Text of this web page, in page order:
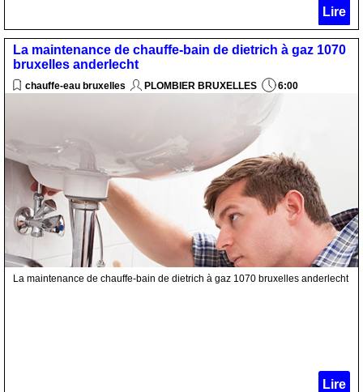
Lire
La maintenance de chauffe-bain de dietrich à gaz 1070
bruxelles anderlecht
chauffe-eau bruxelles PLOMBIER BRUXELLES 6:00
La maintenance de chauffe-bain de dietrich à gaz 1070 bruxelles anderlecht
Lire